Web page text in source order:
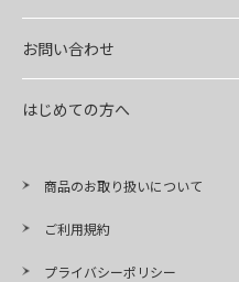
お問い合わせ
はじめての方へ
商品のお取り扱いについて
ご利用規約
プライバシーポリシー